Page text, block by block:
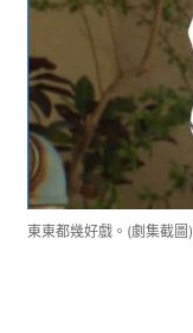
東東都幾好戲。(劇集截圖)